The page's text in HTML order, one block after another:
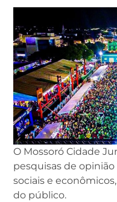
O Mossoró Cidade
pesquisas de
sociais e
do público.